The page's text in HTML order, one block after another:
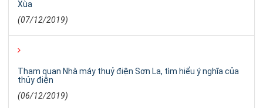
Xùa
(07/12/2019)
Tham quan Nhà máy thuỷ điện Sơn La, tìm hiểu ý nghĩa của
thủy điện
(06/12/2019)